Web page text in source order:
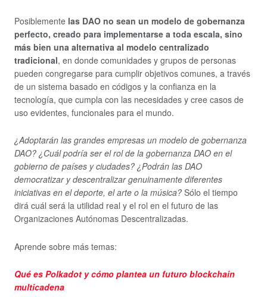
Posiblemente las DAO no sean un modelo de gobernanza
perfecto, creado para implementarse a toda escala, sino
más bien una alternativa al modelo centralizado
tradicional, en donde comunidades y grupos de personas
pueden congregarse para cumplir objetivos comunes, a través
de un sistema basado en códigos y la confianza en la
tecnología, que cumpla con las necesidades y cree casos de
uso evidentes, funcionales para el mundo.
¿Adoptarán las grandes empresas un modelo de gobernanza
DAO? ¿Cuál podría ser el rol de la gobernanza DAO en el
gobierno de países y ciudades? ¿Podrán las DAO
democratizar y descentralizar genuinamente diferentes
iniciativas en el deporte, el arte o la música? Sólo el tiempo
dirá cuál será la utilidad real y el rol en el futuro de las
Organizaciones Autónomas Descentralizadas.
Aprende sobre más temas:
Qué es Polkadot y cómo plantea un futuro blockchain
multicadena